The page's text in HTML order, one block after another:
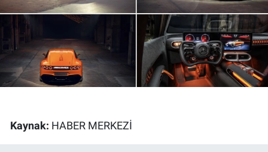
Kaynak: HABER MERKEZİ
Ekonomi
Forum
Gerçeğin İzinde
Gün Bitiyor